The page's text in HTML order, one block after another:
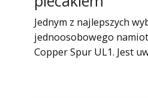
Jednym z najlepszych
jednoosobowego
Copper Spur UL1. Jest